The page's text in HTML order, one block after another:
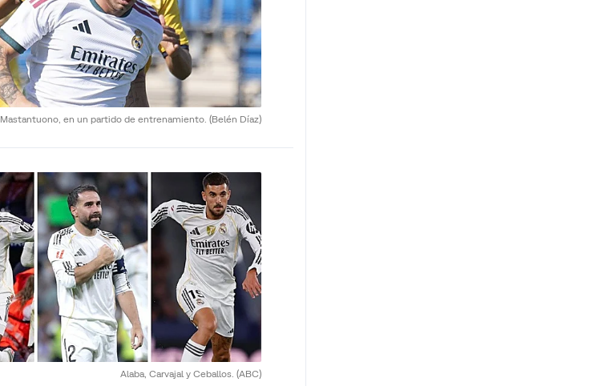
Mastantuono, en un partido de entrenamiento. (Belén Díaz)
Alaba, Carvajal y Ceballos. (ABC)